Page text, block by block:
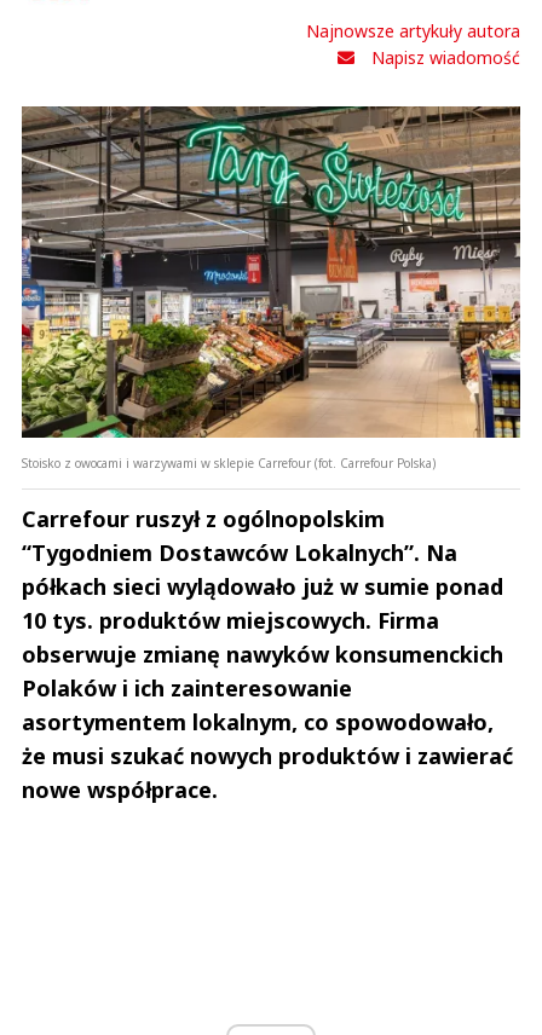
Najnowsze artykuły autora
Napisz wiadomość
Stoisko z owocami i warzywami w sklepie Carrefour (fot. Carrefour Polska)
Carrefour ruszył z ogólnopolskim
“Tygodniem Dostawców Lokalnych”. Na
półkach sieci wylądowało już w sumie ponad
10 tys. produktów miejscowych. Firma
obserwuje zmianę nawyków konsumenckich
Polaków i ich zainteresowanie
asortymentem lokalnym, co spowodowało,
że musi szukać nowych produktów i zawierać
nowe współprace.